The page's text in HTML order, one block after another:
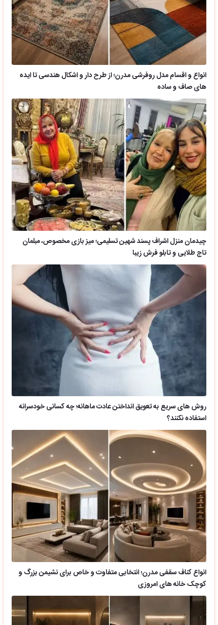
انواع و اقسام مدل روفرشی مدرن؛ از طرح دار و اشکال هندسی تا ایده
های صاف و ساده
چیدمان منزل اشراف پسند شهین تسلیمی؛ میز بازی مخصوص، مبلمان
تاج طلایی و تابلو فرش زیبا
روش های سریع به تعویق انداختن عادت ماهانه؛ چه کسانی خودسرانه
استفاده نکنند؟
انواع کناف سقفی مدرن؛ انتخابی متفاوت و خاص برای نشیمن بزرگ و
کوچک خانه های امروزی